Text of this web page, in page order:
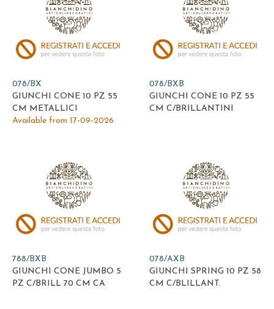
078/BX
GIUNCHI CONE 10 PZ 55
CM METALLICI
Available from 17-09-2026
078/BXB
GIUNCHI CONE 10 PZ 55
CM C/BRILLANTINI
788/BXB
GIUNCHI CONE JUMBO 5
PZ C/BRILL 70 CM CA
078/AXB
GIUNCHI SPRING 10 PZ 58
CM C/BLILLANT.